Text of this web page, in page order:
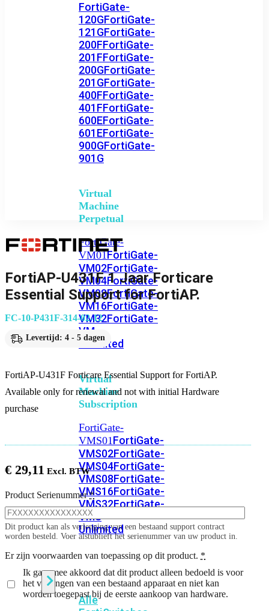
FortiGate-
120GFortiGate-
121GFortiGate-
200FFortiGate-
201FFortiGate-
200GFortiGate-
201GFortiGate-
400FFortiGate-
401FFortiGate-
600EFortiGate-
601EFortiGate-
900GFortiGate-
901G
Virtual
Machine
Perpetual
FortiGate-
VM01FortiGate-
VM02FortiGate-
VM04FortiGate-
VM08FortiGate-
VM16FortiGate-
VM32FortiGate-
VM
Unlimited
Virtual
Machine
Subscription
FortiGate-
VMS01FortiGate-
VMS02FortiGate-
VMS04FortiGate-
VMS08FortiGate-
VMS16FortiGate-
VMS32FortiGate-
VMS
Unlimited
Alle
FortiAP-U431F 1 Jaar Forticare
Essential Support for FortiAP.
FC-10-P431F-314-02-12
Levertijd: 4 - 5 dagen
FortiAP-U431F Forticare Essential Support for FortiAP.
Available only for renewal and not with initial Hardware
purchase
€ 29,11
Product Serienummer *
Dit product kan als verlenging van een bestaand support contract
worden besteld. Voer alstublieft het serienummer van uw product in.
Er zijn voorwaarden van toepassing op dit product. *
Ik ga ermee akkoord dat dit product alleen bedoeld is voor
het verlengen van een bestaand apparaat en niet kan
worden toegepast bij de eerste aankoop van hardware.